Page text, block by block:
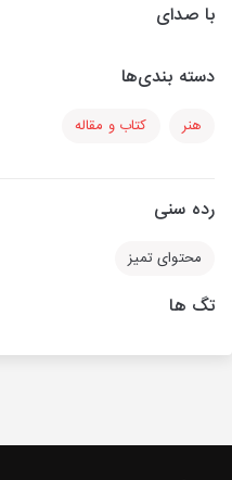
با صدای
دسته بندی‌ها
هنر کتاب و مقاله
رده سنی
محتوای تمیز
تگ ها